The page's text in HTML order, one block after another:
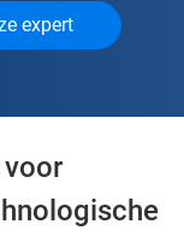
expert